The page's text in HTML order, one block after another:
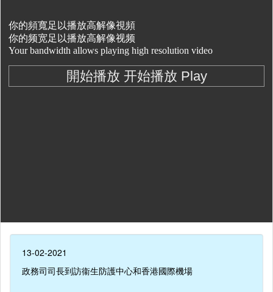
13-02-2021
政務司司長到訪衞生防護中心和香港國際機場